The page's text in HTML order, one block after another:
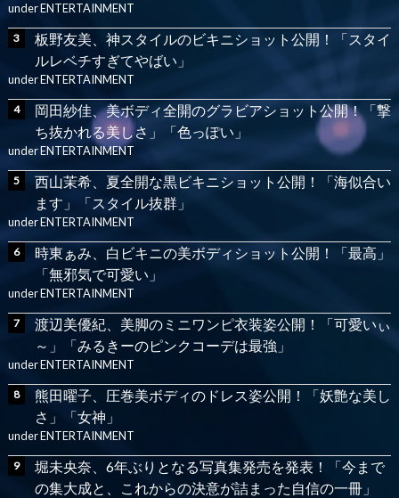
underENTERTAINMENT
板野友美、神スタイルのビキニショット公開！「スタイ
ルレベチすぎてやばい」
underENTERTAINMENT
岡田紗佳、美ボディ全開のグラビアショット公開！「撃
ち抜かれる美しさ」「色っぽい」
underENTERTAINMENT
西山茉希、夏全開な黒ビキニショット公開！「海似合い
ます」「スタイル抜群」
underENTERTAINMENT
時東ぁみ、白ビキニの美ボディショット公開！「最高」
「無邪気で可愛い」
underENTERTAINMENT
渡辺美優紀、美脚のミニワンピ衣装姿公開！「可愛いぃ
～」「みるきーのピンクコーデは最強」
underENTERTAINMENT
熊田曜子、圧巻美ボディのドレス姿公開！「妖艶な美し
さ」「女神」
underENTERTAINMENT
堀未央奈、6年ぶりとなる写真集発売を発表！「今まで
の集大成と、これからの決意が詰まった自信の一冊」